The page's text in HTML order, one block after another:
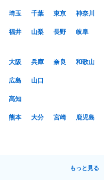
埼玉 千葉 東京
神奈川
福井 山梨 長野
岐阜
大阪 兵庫 奈良
和歌山
広島
山口
高知
熊本 大分 宮崎
鹿児島
もっと見る